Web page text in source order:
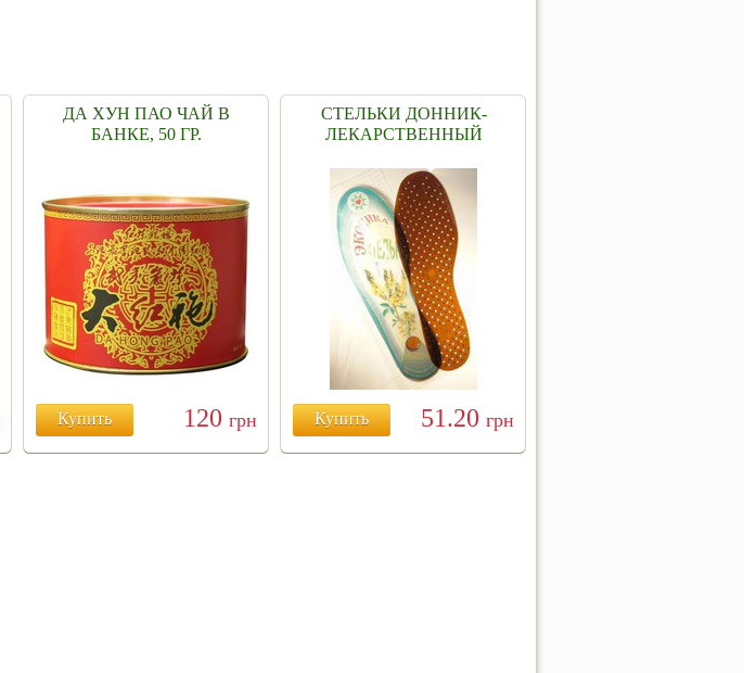
ДА ХУН ПАО ЧАЙ В
БАНКЕ, 50 ГР.
Купить 120 грн
СТЕЛЬКИ ДОННИК-
ЛЕКАРСТВЕННЫЙ
Купить 51.20 грн